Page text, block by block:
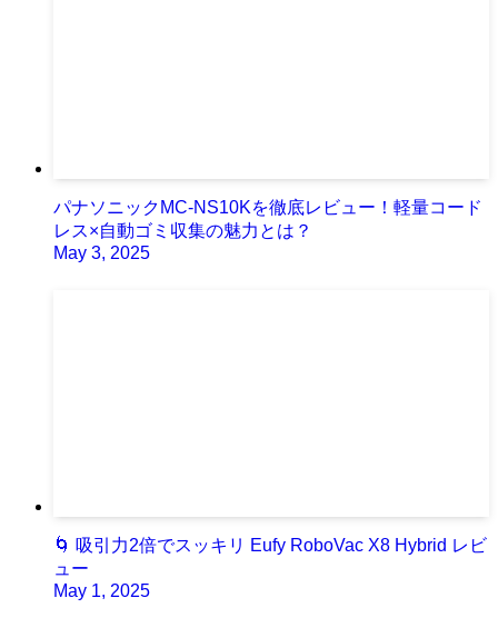
パナソニックMC-NS10Kを徹底レビュー！軽量コード
レス×自動ゴミ収集の魅力とは？
May 3, 2025
🌀 吸引力2倍でスッキリ Eufy RoboVac X8 Hybrid レビ
ュー
May 1, 2025